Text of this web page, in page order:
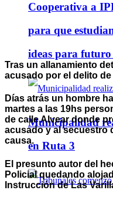
Cooperativa a
para que
ideas para
Municipalidad
en Ruta 3
Tras un allanamiento
acusado por el delito
Días atrás un hombre
martes a las 19hs
de calle Alvear donde
acusado y al secuestro
causa.
El presunto autor del
Policial quedando
Instrucción de Las